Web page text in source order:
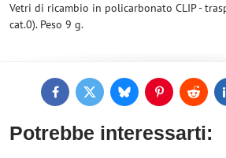
Vetri di ricambio in policarbonato CLIP -
cat.0). Peso 9 g.
FacebookTwitterBlueskyPinterestReddit
Potrebbe interessarti: